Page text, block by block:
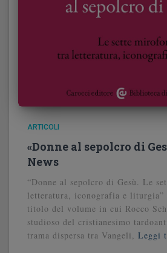
ARTICOLI
«Donne al sepolcro di
News
“Donne al sepolcro di Gesù. Le
letteratura, iconografia e
titolo del volume in cui Rocco
studioso del cristianesimo
trama dispersa tra Vangeli, Leggi